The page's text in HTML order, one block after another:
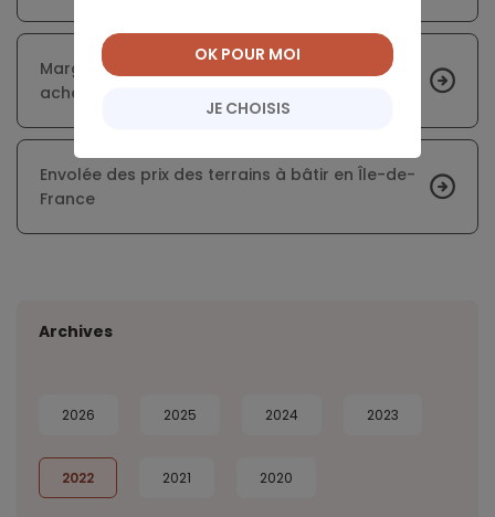
Marge de négociation réduite pour les
acheteurs automobiles
Envolée des prix des terrains à bâtir en Île-de-
France
Archives
2026 2025 2024 2023
2022 2021 2020
JE CHOISIS
OK POUR MOI